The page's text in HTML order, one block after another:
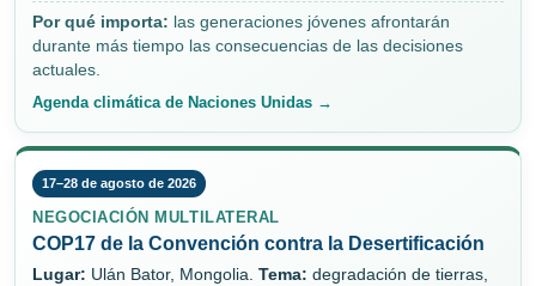
Por qué importa: las generaciones jóvenes afrontarán
durante más tiempo las consecuencias de las decisiones
actuales.
Agenda climática de Naciones Unidas →
17–28 de agosto de 2026
NEGOCIACIÓN MULTILATERAL
COP17 de la Convención contra la Desertificación
Lugar: Ulán Bator, Mongolia. Tema: degradación de tierras,